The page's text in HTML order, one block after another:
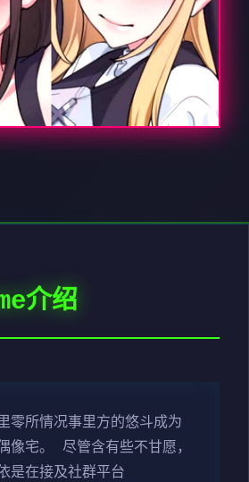
介绍
零所情况事里方的悠斗成为
像宅。 尽管含有些不甘愿，
是在接及社群平台